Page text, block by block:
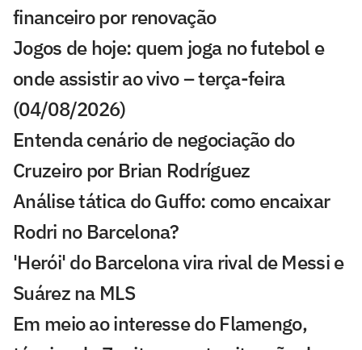
financeiro por renovação
Jogos de hoje: quem joga no futebol e
onde assistir ao vivo – terça-feira
(04/08/2026)
Entenda cenário de negociação do
Cruzeiro por Brian Rodríguez
Análise tática do Guffo: como encaixar
Rodri no Barcelona?
'Herói' do Barcelona vira rival de Messi e
Suárez na MLS
Em meio ao interesse do Flamengo,